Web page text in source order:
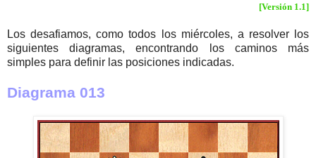
[Versión 1.1]
Los desafiamos, como todos los miércoles, a resolver los
siguientes diagramas, encontrando los caminos más
simples para definir las posiciones indicadas.
Diagrama 013